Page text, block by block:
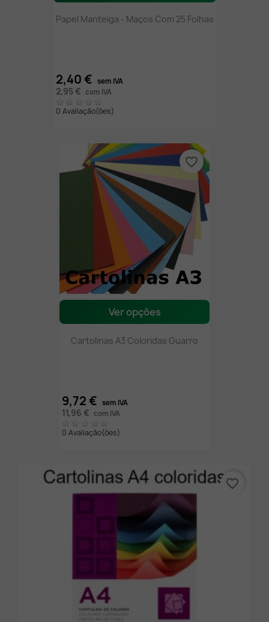
Papel Manteiga - Maços Com 25 Folhas
2,40 € sem IVA
2,95 € com IVA
0 Avaliação(ões)
Ver opções
Cartolinas A3 Coloridas Guarro
9,72 € sem IVA
11,96 € com IVA
0 Avaliação(ões)
favorite_border
favorite_border